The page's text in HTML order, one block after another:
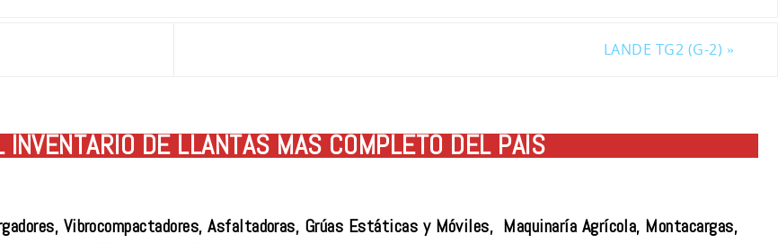
LANDE TG2 (G-2) »
INVENTARIO DE LLANTAS MÁS COMPLETO DEL PAÍS
Vibrocompactadores, Asfaltadoras, Grúas Estáticas y Móviles, Maquinaría Agrícola, Montacargas,